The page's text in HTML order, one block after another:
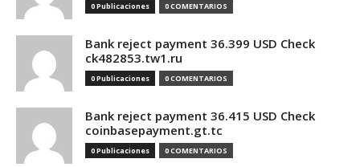
0 Publicaciones 0 COMENTARIOS
Bank reject payment 36.399 USD Check
ck482853.tw1.ru
0 Publicaciones 0 COMENTARIOS
Bank reject payment 36.415 USD Check
coinbasepayment.gt.tc
0 Publicaciones 0 COMENTARIOS